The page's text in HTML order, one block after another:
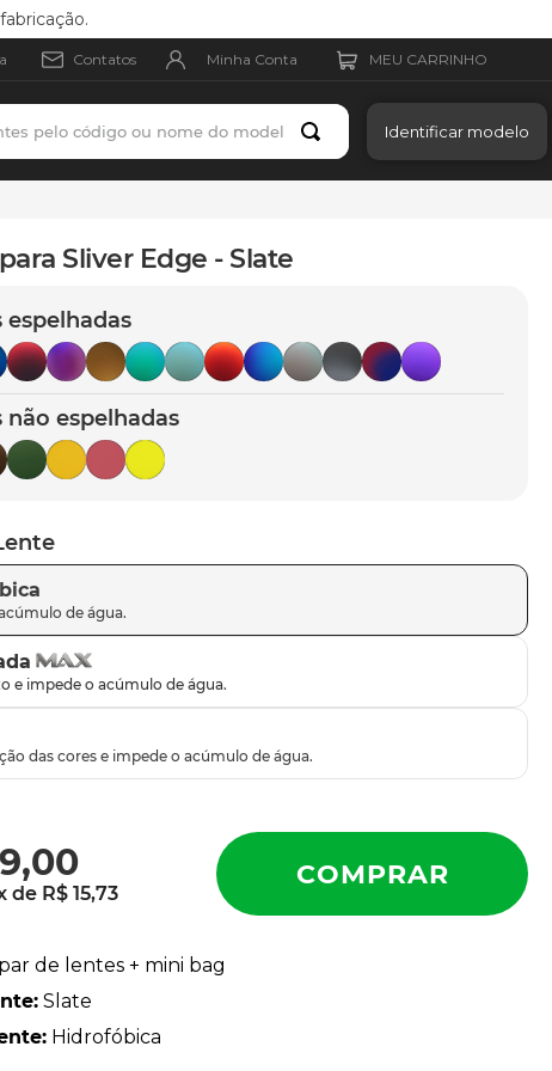
Contatos Minha Conta
pelo código ou nome do modelo
Identificar modelo
Sliver Edge - Slate
espelhadas
não espelhadas
,00
de R$ 15,73
de lentes + mini bag
: Slate
: Hidrofóbica